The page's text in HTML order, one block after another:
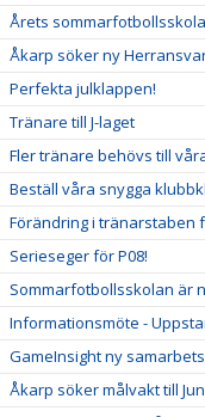
Årets
Åkarp söker ny
Perfekta julklappen!
Tränare till J-laget
Fler tränare behövs till
Beställ våra snygga
Förändring i tränarstaben
Serieseger för P08!
Sommarfotbollsskolan är
Informationsmöte -
GameInsight ny
Åkarp söker målvakt till